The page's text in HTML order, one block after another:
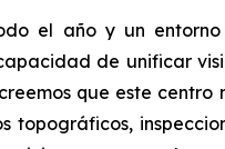
el año y un entorno
de unificar
que este centro
topográficos,